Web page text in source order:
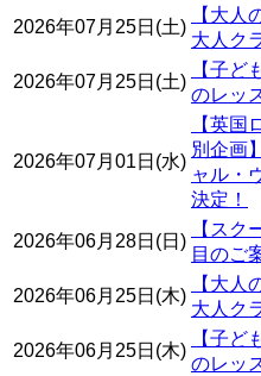
2026年07月25日(土)
【大人
大人ク
2026年07月25日(土)
【子ど
のレッ
2026年07月01日(水)
【英国
別企画
ャル・
決定！
2026年06月28日(日)
【スク
目のご
2026年06月25日(木)
【大人
大人ク
2026年06月25日(木)
【子ど
のレッ